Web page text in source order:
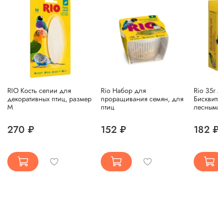
RIO Кость сепии для
декоративных птиц, размер
M
270 ₽
Rio Набор для
проращивания семян, для
птиц
152 ₽
Rio
182